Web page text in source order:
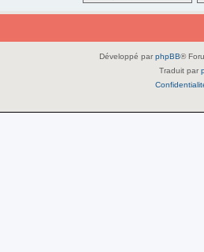
Développé par phpBB®
Traduit par